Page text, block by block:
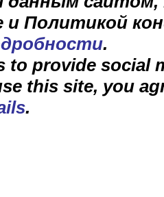
и Политикой
.
to provide social
this site, you
.